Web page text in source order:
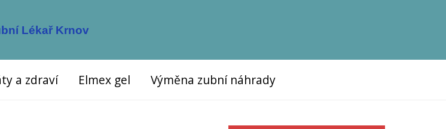
a zdraví Elmex gel Výměna zubní náhrady